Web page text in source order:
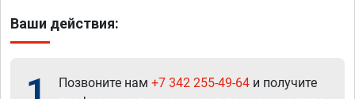
Ваши действия:
Позвоните нам +7 342 255-49-64 и получите